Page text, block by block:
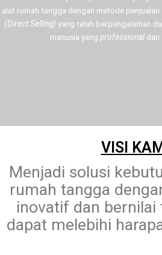
alat rumah tangga dengan metode
(Direct Selling) yang telah berpengalaman
manusia yang professional dan
VISI KAMI
Menjadi solusi
rumah tangga
inovatif dan bernilai
dapat melebihi